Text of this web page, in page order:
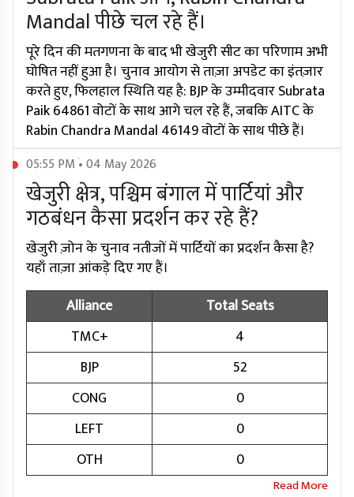
Mandal पीछे चल रहे हैं।
पूरे दिन की मतगणना के बाद भी खेजुरी सीट का परिणाम अभी
घोषित नहीं हुआ है। चुनाव आयोग से ताज़ा अपडेट का इंतज़ार
करते हुए, फिलहाल स्थिति यह है: BJP के उम्मीदवार Subrata
Paik 64861 वोटों के साथ आगे चल रहे हैं, जबकि AITC के
Rabin Chandra Mandal 46149 वोटों के साथ पीछे हैं।
05:55 PM • 04 May 2026
खेजुरी क्षेत्र, पश्चिम बंगाल में पार्टियां और
गठबंधन कैसा प्रदर्शन कर रहे हैं?
खेजुरी ज़ोन के चुनाव नतीजों में पार्टियों का प्रदर्शन कैसा है?
यहाँ ताज़ा आंकड़े दिए गए हैं।
Alliance
Total Seats
TMC+
4
BJP
52
CONG
0
LEFT
0
OTH
0